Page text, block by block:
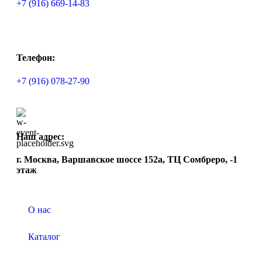
+7 (916) 669-14-83
Телефон:
+7 (916) 078-27-90
Наш адрес:
г. Москва, Варшавское шоссе 152а, ТЦ Сомбреро, -1
этаж
О нас
Каталог